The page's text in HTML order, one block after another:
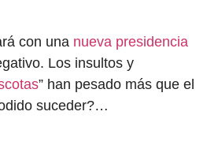
con una nueva presidencia
Los insultos y
” han pesado más que el
suceder?…